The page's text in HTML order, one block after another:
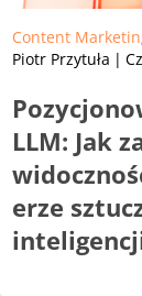
Content
Piotr Przytuła
LLM: Jak
erze